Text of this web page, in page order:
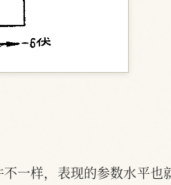
一样，表现的参数水平也